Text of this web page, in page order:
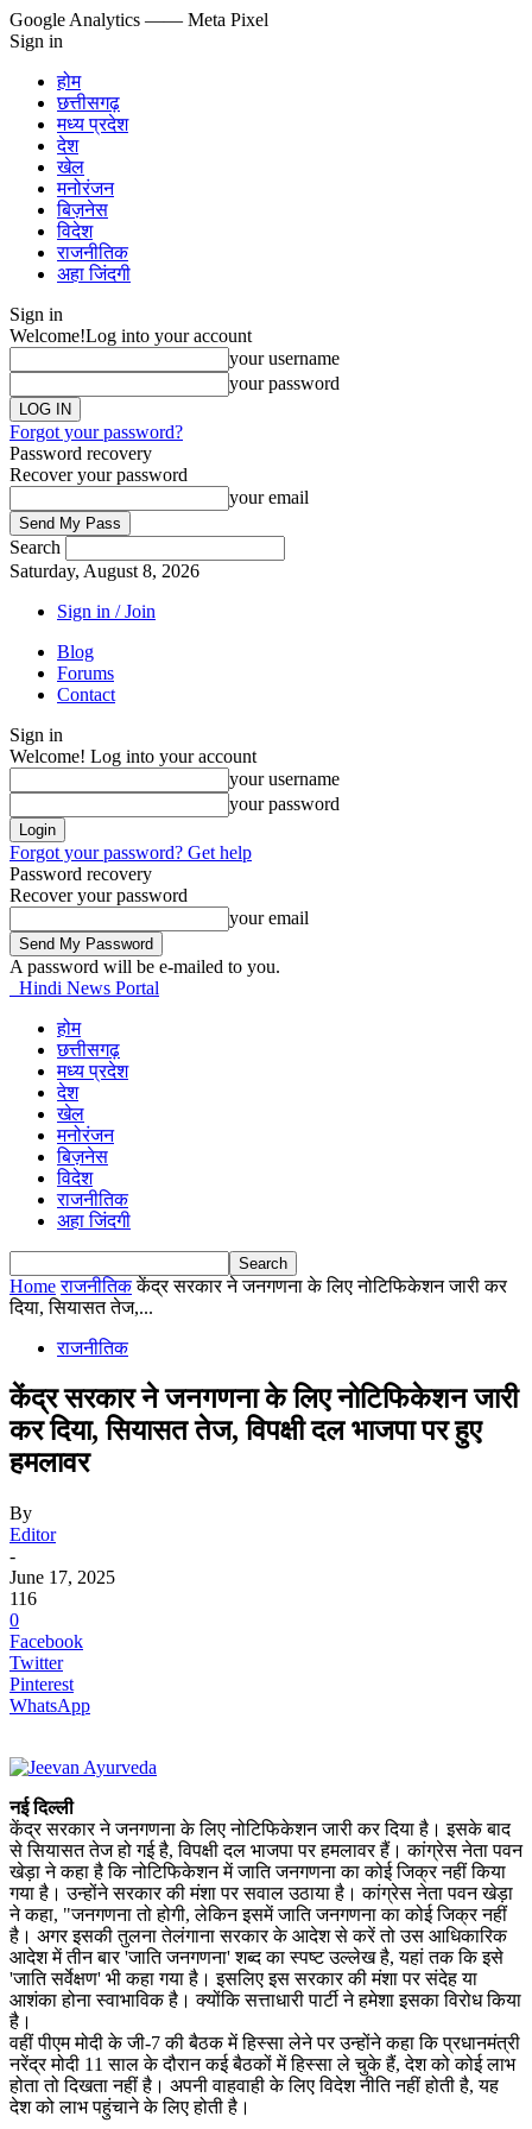
Google Analytics —— Meta Pixel
Sign in
होम
छत्तीसगढ़
मध्य प्रदेश
देश
खेल
मनोरंजन
बिज़नेस
विदेश
राजनीतिक
अहा जिंदगी
Sign in
Welcome!Log into your account
your username
your password
Forgot your password?
Password recovery
Recover your password
your email
Search
Saturday, August 8, 2026
Sign in / Join
Blog
Forums
Contact
Sign in
Welcome! Log into your account
your username
your password
Forgot your password? Get help
Password recovery
Recover your password
your email
A password will be e-mailed to you.
Hindi News Portal
होम
छत्तीसगढ़
मध्य प्रदेश
देश
खेल
मनोरंजन
बिज़नेस
विदेश
राजनीतिक
अहा जिंदगी
Home राजनीतिक केंद्र सरकार ने जनगणना के लिए नोटिफिकेशन जारी कर
दिया, सियासत तेज,...
राजनीतिक
केंद्र सरकार ने जनगणना के लिए नोटिफिकेशन जारी
कर दिया, सियासत तेज, विपक्षी दल भाजपा पर हुए
हमलावर
By
Editor
-
June 17, 2025
116
0
Facebook
Twitter
Pinterest
WhatsApp
नई दिल्‍ली
केंद्र सरकार ने जनगणना के लिए नोटिफिकेशन जारी कर दिया है। इसके बाद
से सियासत तेज हो गई है, विपक्षी दल भाजपा पर हमलावर हैं। कांग्रेस नेता पवन
खेड़ा ने कहा है कि नोटिफिकेशन में जाति जनगणना का कोई जिक्र नहीं किया
गया है। उन्‍होंने सरकार की मंशा पर सवाल उठाया है। कांग्रेस नेता पवन खेड़ा
ने कहा, "जनगणना तो होगी, लेकिन इसमें जाति जनगणना का कोई जिक्र नहीं
है। अगर इसकी तुलना तेलंगाना सरकार के आदेश से करें तो उस आधिकारिक
आदेश में तीन बार 'जाति जनगणना' शब्द का स्पष्ट उल्लेख है, यहां तक ​​कि इसे
'जाति सर्वेक्षण' भी कहा गया है। इसलिए इस सरकार की मंशा पर संदेह या
आशंका होना स्वाभाविक है। क्योंकि सत्ताधारी पार्टी ने हमेशा इसका विरोध किया
है।
वहीं पीएम मोदी के जी-7 की बैठक में हिस्सा लेने पर उन्‍होंने कहा कि प्रधानमंत्री
नरेंद्र मोदी 11 साल के दौरान कई बैठकों में हिस्‍सा ले चुके हैं, देश को कोई लाभ
होता तो दिखता नहीं है। अपनी वाहवाही के लिए विदेश नीति नहीं होती है, यह
देश को लाभ पहुंचाने के लिए होती है।